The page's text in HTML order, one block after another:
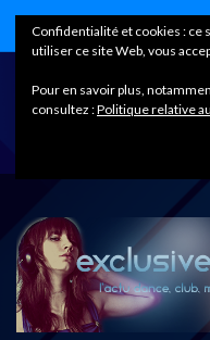
Confidentialité et cookies : ce
utiliser ce site Web, vous
Pour en savoir plus,
consultez :Politique relative